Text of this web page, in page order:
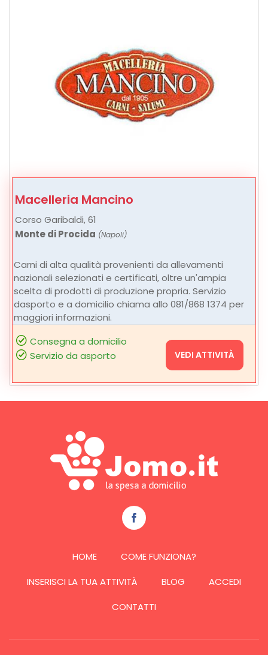
Macelleria Mancino
Corso Garibaldi, 61
Monte di Procida (Napoli)
Carni di alta qualità provenienti da allevamenti
nazionali selezionati e certificati, oltre un'ampia
scelta di prodotti di produzione propria. Servizio
dasporto e a domicilio chiama allo 081/868 1374 per
maggiori informazioni.
Consegna a domicilio
Servizio da asporto
VEDI ATTIVITÀ
HOME
COME FUNZIONA?
INSERISCI LA TUA ATTIVITÀ
BLOG
ACCEDI
CONTATTI